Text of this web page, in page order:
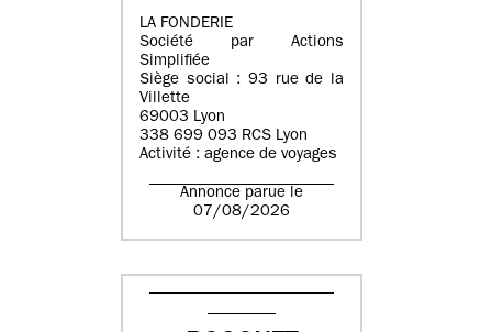
LA FONDERIE
Société par Actions
Simplifiée
Siège social : 93 rue de la
Villette
69003 Lyon
338 699 093 RCS Lyon
Activité : agence de voyages
Annonce parue le
07/08/2026